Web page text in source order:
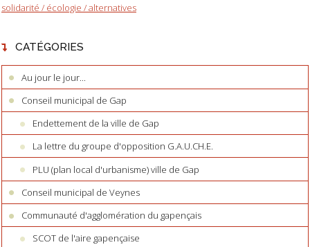
solidarité / écologie / alternatives
CATÉGORIES
Au jour le jour...
Conseil municipal de Gap
Endettement de la ville de Gap
La lettre du groupe d'opposition G.A.U.CH.E.
PLU (plan local d'urbanisme) ville de Gap
Conseil municipal de Veynes
Communauté d'agglomération du gapençais
SCOT de l'aire gapençaise